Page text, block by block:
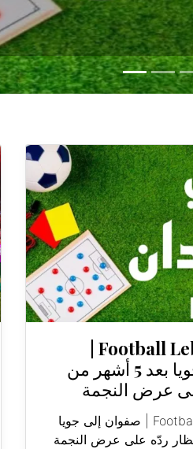
إقرأ الخبر
صفوان إلى جويا بعد 5 أشهر من
عرض النجمة
خاص Football Lebanon | صفوان إلى جويا
انتظار ردّه على عرض النجمة